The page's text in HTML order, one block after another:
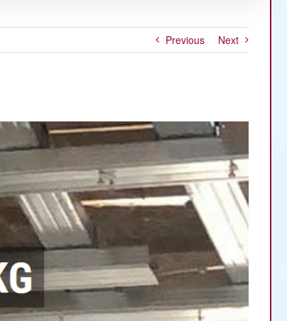
Previous Next